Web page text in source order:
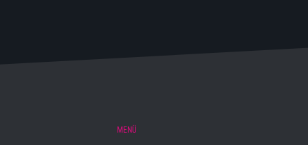
MENÜ